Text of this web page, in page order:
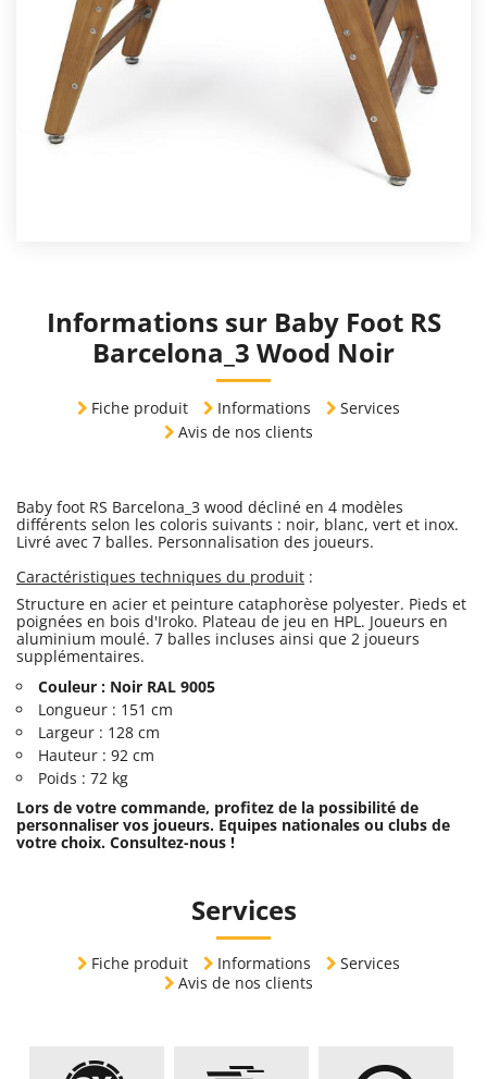
Informations sur Baby Foot RS
Barcelona_3 Wood Noir
Fiche produit Informations
Services
Avis de nos clients
Baby foot RS Barcelona_3 wood décliné en 4 modèles
différents selon les coloris suivants : noir, blanc, vert et inox.
Livré avec 7 balles. Personnalisation des joueurs.
Caractéristiques techniques du produit :
Structure en acier et peinture cataphorèse polyester. Pieds et
poignées en bois d'Iroko. Plateau de jeu en HPL. Joueurs en
aluminium moulé. 7 balles incluses ainsi que 2 joueurs
supplémentaires.
Couleur : Noir RAL 9005
Longueur : 151 cm
Largeur : 128 cm
Hauteur : 92 cm
Poids : 72 kg
Lors de votre commande, profitez de la possibilité de
personnaliser vos joueurs. Equipes nationales ou clubs de
votre choix. Consultez-nous !
Services
Fiche produit Informations
Services
Avis de nos clients